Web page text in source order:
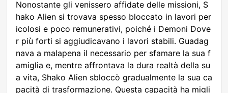
Nonostante gli venissero affidate delle missioni, S
hako Alien si trovava spesso bloccato in lavori per
icolosi e poco remunerativi, poiché i Demoni Dove
r più forti si aggiudicavano i lavori stabili. Guadag
nava a malapena il necessario per sfamare la sua f
amiglia e, mentre affrontava la dura realtà della su
a vita, Shako Alien sbloccò gradualmente la sua ca
pacità di trasformazione. Questa capacità ha migli